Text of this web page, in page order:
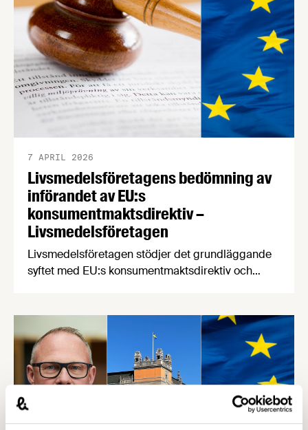
Livsmedelsföretagens bedömning av
införandet av EU:s
konsumentmaktsdirektiv –
Livsmedelsföretagen
7 APRIL 2026
Livsmedelsföretagen stödjer det grundläggande
syftet med EU:s konsumentmaktsdirektiv och
upprepade möten vägrar Regeringskansliet och
Konsumentverket att klargöra vad som gäller
kring övergångsregler. Därför ger
Livsmedelsföretagen nu sin samlade bedömning
till medlemsföretagen.